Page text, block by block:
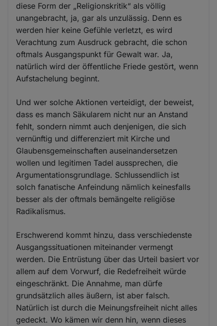
diese Form der „Religionskritik“ als völlig
unangebracht, ja, gar als unzulässig. Denn es
werden hier keine Gefühle verletzt, es wird
Verachtung zum Ausdruck gebracht, die schon
oftmals Ausgangspunkt für Gewalt war. Ja,
natürlich wird der öffentliche Friede gestört, wenn
Aufstachelung beginnt.
Und wer solche Aktionen verteidigt, der beweist,
dass es manch Säkularem nicht nur an Anstand
fehlt, sondern nimmt auch denjenigen, die sich
vernünftig und differenziert mit Kirche und
Glaubensgemeinschaften auseinandersetzen
wollen und legitimen Tadel aussprechen, die
Argumentationsgrundlage. Schlussendlich ist
solch fanatische Anfeindung nämlich keinesfalls
besser als der oftmals bemängelte religiöse
Radikalismus.
Erschwerend kommt hinzu, dass verschiedenste
Ausgangssituationen miteinander vermengt
werden. Die Entrüstung über das Urteil basiert vor
allem auf dem Vorwurf, die Redefreiheit würde
eingeschränkt. Die Annahme, man dürfe
grundsätzlich alles äußern, ist aber falsch.
Natürlich ist durch die Meinungsfreiheit nicht alles
gedeckt. Wo kämen wir denn hin, wenn dieses